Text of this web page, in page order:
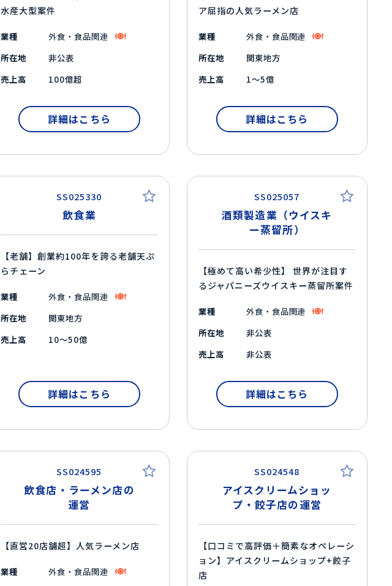
水産大型案件
業種
外食・食品関連
所在地
非公表
売上高
100億超
詳細はこちら
ア屈指の人気ラーメン店
業種
外食・食品関連
所在地
関東地方
売上高
1～5億
詳細はこちら
SS025330
飲食業
【老舗】創業約100年を誇る老舗天ぷ
らチェーン
業種
外食・食品関連
所在地
関東地方
売上高
10～50億
詳細はこちら
SS025057
酒類製造業（ウイスキ
ー蒸留所）
【極めて高い希少性】 世界が注目す
るジャパニーズウイスキー蒸留所案件
業種
外食・食品関連
所在地
非公表
売上高
非公表
詳細はこちら
SS024595
飲食店・ラーメン店の
運営
【直営20店舗超】人気ラーメン店
業種
外食・食品関連
SS024548
アイスクリームショッ
プ・餃子店の運営
【口コミで高評価＋簡素なオペレーシ
ョン】アイスクリームショップ+餃子
店